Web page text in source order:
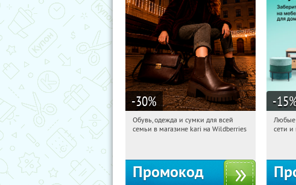
-30%
17:19:15
Получи первым!
Обувь, одежда и сумки для всей
семьи в магазине kari на Wildberries
Промокод
-15
Любые
сети и